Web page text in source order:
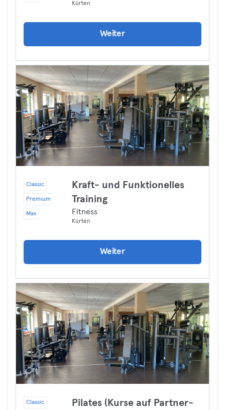
Kürten
Weiter
Classic
Premium
Max
Kraft- und Funktionelles
Training
Fitness
Kürten
Weiter
Classic
Pilates (Kurse auf Partner-